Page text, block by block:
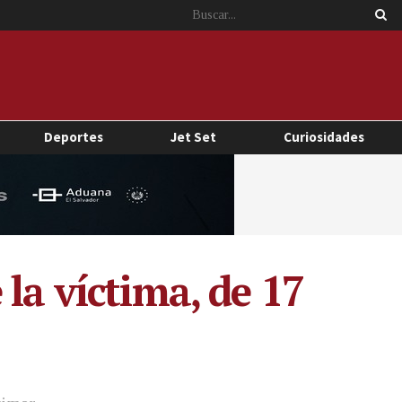
Deportes Jet Set Curiosidades
víctima, de 17